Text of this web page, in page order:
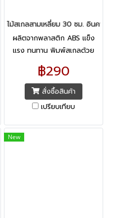
ไม้สเกลสามเหลี่ยม 30 ซม. อินคา
ผลิตจากพลาสติก ABS แข็ง
แรง ทนทาน พิมพ์สเกลด้วย
ระบบ Hot Stamp เข้าเนื้อ
พลาสติก ใช้วัดระยะอัตราส่วนใน
การเขียนแบบ
฿290
สั่งซื้อสินค้า
เปรียบเทียบ
New